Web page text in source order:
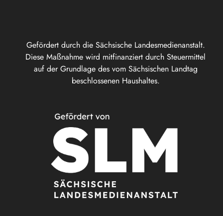
Gefördert durch die Sächsische Landesmedienanstalt.
Diese Maßnahme wird mitfinanziert durch Steuermittel
auf der Grundlage des vom Sächsischen Landtag
beschlossenen Haushaltes.